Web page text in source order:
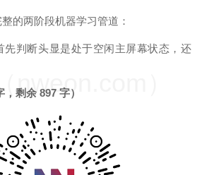
的两阶段机器学习管道：
先判断头显是处于空闲主屏幕状态，还
剩余 897 字）
nweon.com）